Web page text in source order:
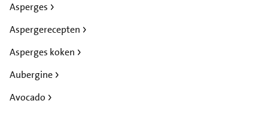
Asperges
Aspergerecepten
Asperges koken
Aubergine
Avocado